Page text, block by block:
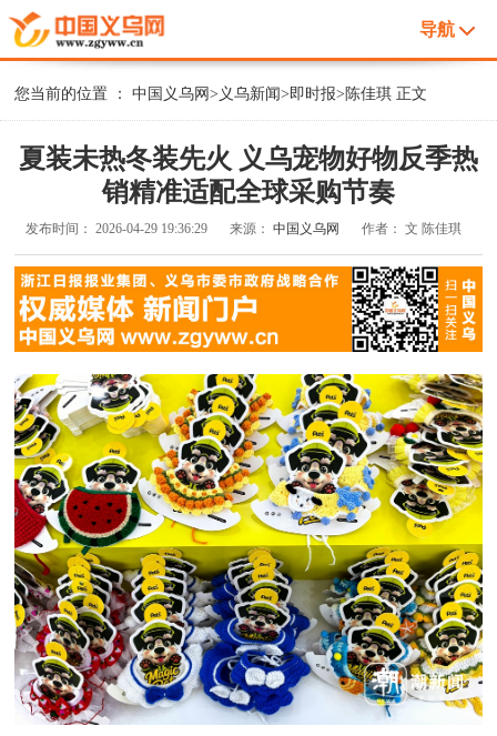
导航
您当前的位置 ：中国义乌网> 义乌新闻>即时报> 陈佳琪 正文
夏装未热冬装先火 义乌宠物好物反季热
销精准适配全球采购节奏
发布时间：2026-04-29 19:36:29 来源：中国义乌网 作者：文 陈佳琪